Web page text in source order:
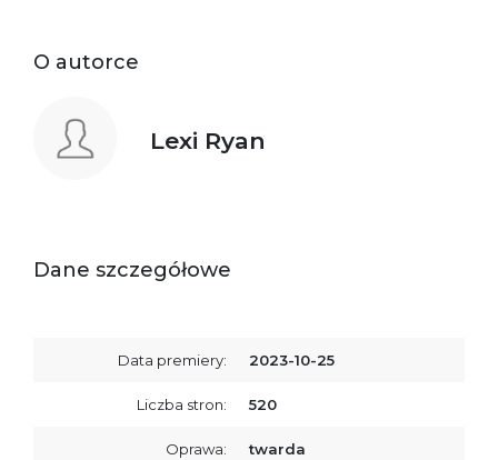
O autorce
Lexi Ryan
Dane szczegółowe
Data premiery: 2023-10-25
Liczba stron: 520
Oprawa: twarda